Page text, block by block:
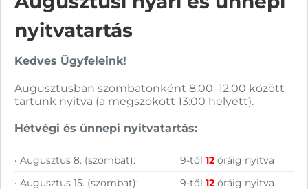
Vásárolj nálunk!
Nagy raktárkészlet
Garanciavállalás
Hűségprogram
50 000 Ft felett ingyenes szállítás
nyitvatartás
Kedves Ügyfeleink!
Augusztusban szombatonként 8:00–12:00 között
tartunk nyitva (a megszokott 13:00 helyett).
Hétvégi és ünnepi nyitvatartás:
• Augusztus 8. (szombat): 9-től12 óráig nyitva
• Augusztus 15. (szombat):
9-től12 óráig nyitva